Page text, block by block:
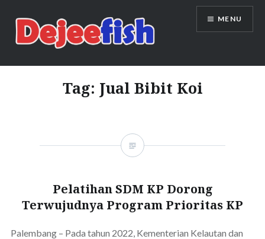
content
DEJEEFISH | PRODUSEN BENIH
IKAN BERKUALITAS INDONESIA
MENU
Tag: Jual Bibit Koi
Pelatihan SDM KP Dorong
Terwujudnya Program Prioritas KP
Palembang – Pada tahun 2022, Kementerian Kelautan dan